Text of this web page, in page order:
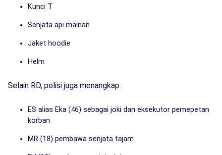
Kunci T
Senjata api mainan
Jaket hoodie
Helm
Selain RD, polisi juga menangkap:
ES alias Eka (46) sebagai joki dan eksekutor pemepetan
korban
MR (18) pembawa senjata tajam